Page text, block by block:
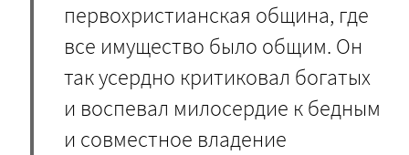
первохристианская община, где
все имущество было общим. Он
так усердно критиковал богатых
и воспевал милосердие к бедным
и совместное владение